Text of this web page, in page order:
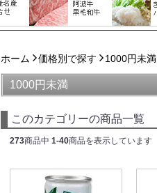
ホーム 価格別で探す 1000円未満
1000円未満
このカテゴリーの商品一覧
273商品中 1-40商品を表示しています